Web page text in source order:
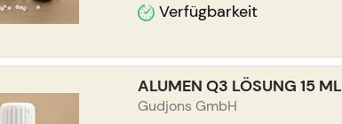
Verfügbarkeit
ALUMEN Q3 LÖSUNG 15 ML
Gudjons GmbH